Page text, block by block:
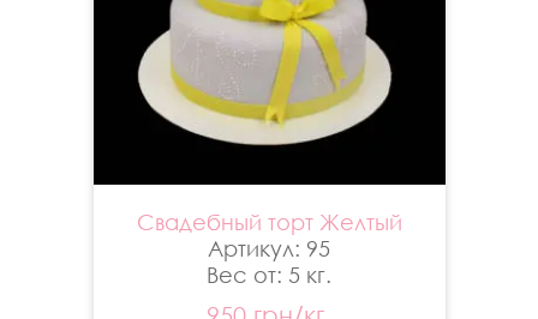
Свадебный торт Желтый
Артикул: 95
Вес от: 5 кг.